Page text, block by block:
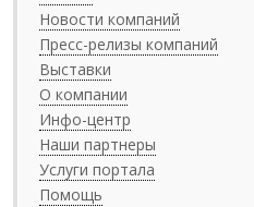
Новости компаний
Пресс-релизы компаний
Выставки
О компании
Инфо-центр
Наши партнеры
Услуги портала
Помощь